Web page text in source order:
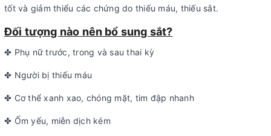
tốt và giảm thiểu các chứng do thiếu máu, thiếu sắt.
Đối tượng nào nên bổ sung sắt?
✤ Phụ nữ trước, trong và sau thai kỳ
✤ Người bị thiếu máu
✤ Cơ thể xanh xao, chóng mặt, tim đập nhanh
✤ Ốm yếu, miễn dịch kém